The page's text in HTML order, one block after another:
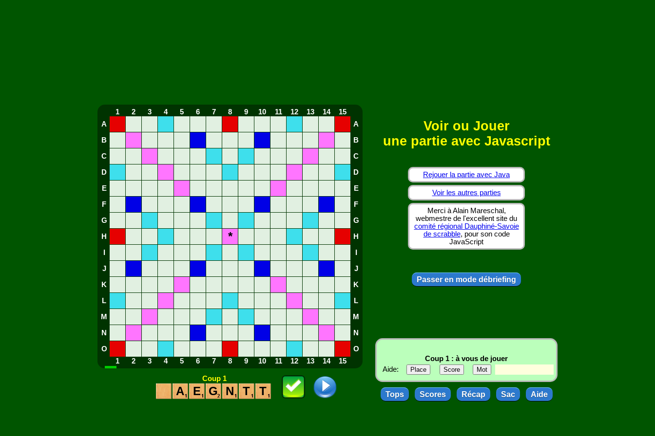
1 2 3 4 5 6 7 8 9 10 11 12 13 14
15
A
A
B B
C C
D D
E E
F F
G G
H * H
J J
K K
L L
M M
N N
O
O
1
2 3 4 5 6 7 8 9 10 11 12 13 14 15
Coup 1
A E G N T T
Voir ou Jouer
une partie avec Javascript
Rejouer la partie avec Java
Voir les autres parties
Merci à Alain Mareschal,
webmestre de l'excellent site du
comité régional Dauphiné-Savoie
de scrabble, pour son code
JavaScript
Passer en mode débriefing
Coup 1 : à vous de jouer
Aide:
Tops Scores Récap Sac Aide